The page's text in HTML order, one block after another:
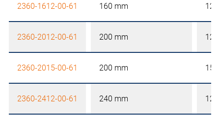
2360-1612-00-61 160 mm
2360-2012-00-61 200 mm
2360-2015-00-61 200 mm
2360-2412-00-61 240 mm